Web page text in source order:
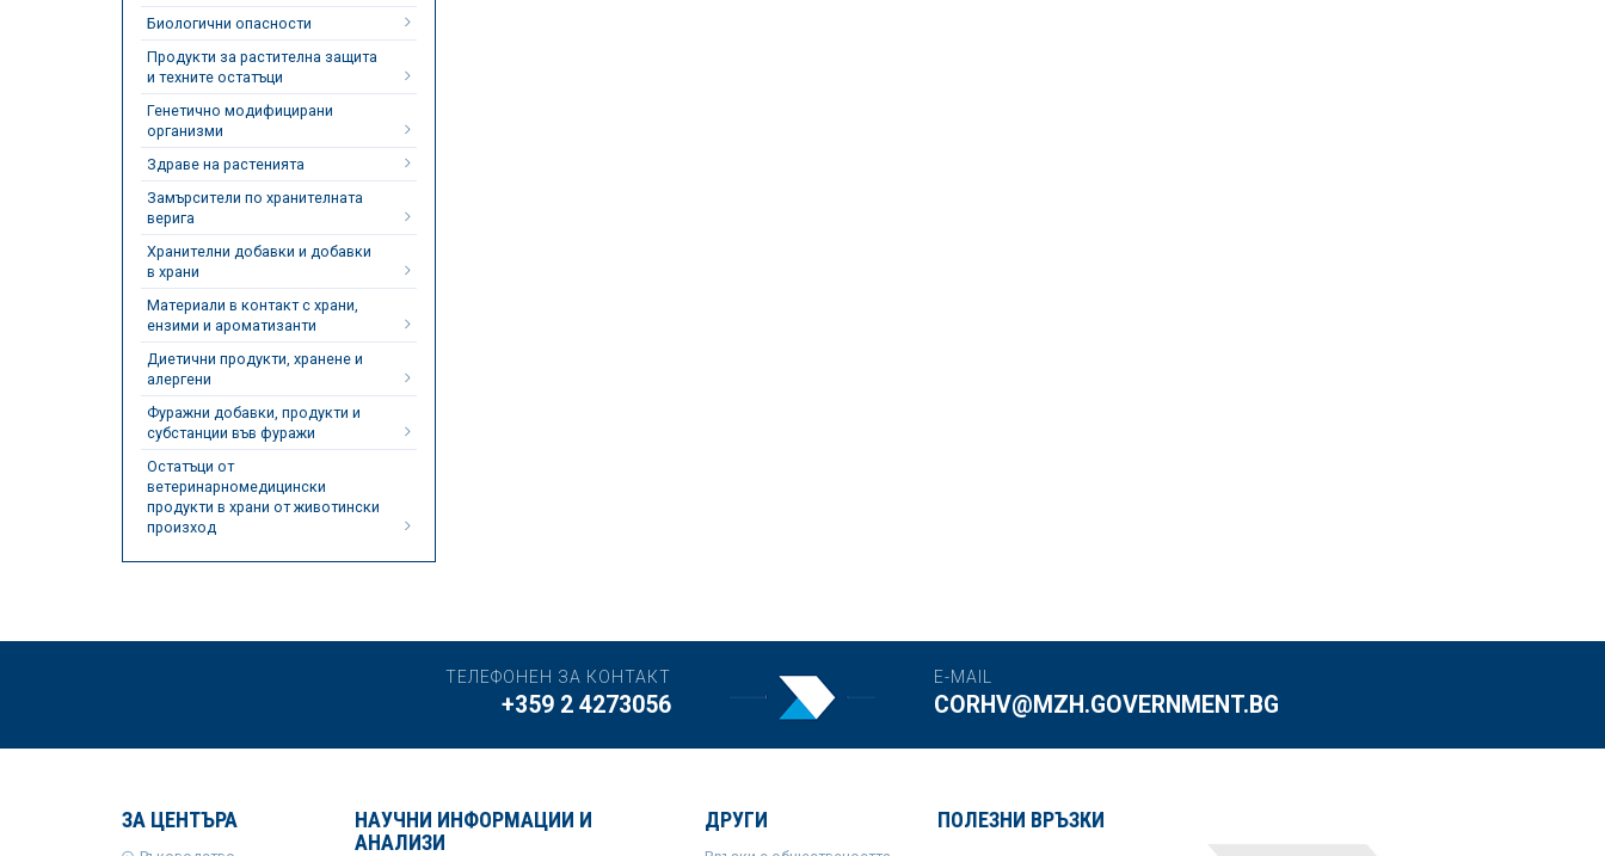
Биологични опасности
Продукти за растителна защита
и техните остатъци
Генетично модифицирани
организми
Здраве на растенията
Замърсители по хранителната
верига
Хранителни добавки и добавки
в храни
Материали в контакт с храни,
ензими и ароматизанти
Диетични продукти, хранене и
алергени
Фуражни добавки, продукти и
субстанции във фуражи
Остатъци от
ветеринарномедицински
продукти в храни от животински
произход
ТЕЛЕФОНЕН ЗА КОНТАКТ
+359 2 4273056
E-MAIL
CORHV@MZH.GOVERNMENT.BG
ЗА ЦЕНТЪРА
НАУЧНИ ИНФОРМАЦИИ И
АНАЛИЗИ
ДРУГИ ПОЛЕЗНИ ВРЪЗКИ